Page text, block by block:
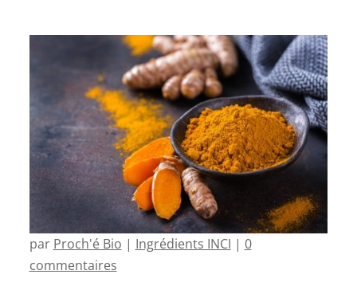
par Proch'é Bio | Ingrédients INCI | 0
commentaires